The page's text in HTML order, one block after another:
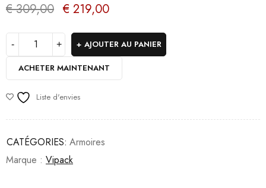
€309,00 € 219,00
AJOUTER AU PANIER
ACHETER MAINTENANT
Liste d'envies
CATÉGORIES: Armoires
Marque : Vipack